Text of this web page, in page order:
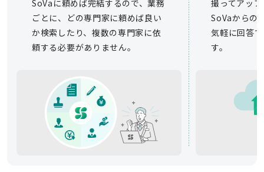
SoVaに頼めば完結するので、業務
ごとに、どの専門家に頼めば良い
か検索したり、複数の専門家に依
頼する必要がありません。
撮ってアッ
SoVaからの
気軽に回答
す。